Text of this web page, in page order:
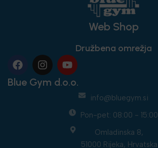
Web Shop
Družbena omrežja
Blue Gym d.o.o.
info@bluegym.si
Pon-pet: 08:00 - 15:00
Omladinska 8,
51000 Rijeka, Hrvatska